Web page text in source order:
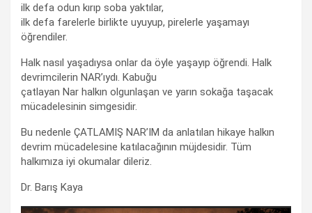
ilk defa odun kırıp soba yaktılar,
ilk defa farelerle birlikte uyuyup, pirelerle yaşamayı
öğrendiler.
Halk nasıl yaşadıysa onlar da öyle yaşayıp öğrendi. Halk
devrimcilerin NAR’ıydı. Kabuğu
çatlayan Nar halkın olgunlaşan ve yarın sokağa taşacak
mücadelesinin simgesidir.
Bu nedenle ÇATLAMIŞ NAR’IM da anlatılan hikaye halkın
devrim mücadelesine katılacağının müjdesidir. Tüm
halkımıza iyi okumalar dileriz.
Dr. Barış Kaya